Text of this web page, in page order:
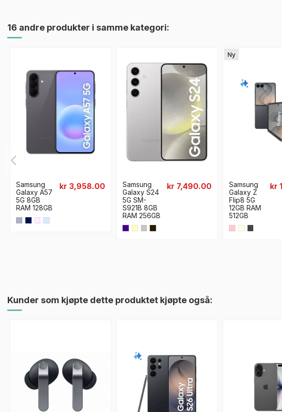
16 andre produkter i samme kategori:
Samsung
Galaxy A57
5G 8GB
RAM 128GB
kr 3,958.00
Samsung
Galaxy S24
5G SM-
S921B 8GB
RAM 256GB
kr 7,490.00
Ny
Samsung
Galaxy Z
Flip8 5G
12GB RAM
512GB
kr
Kunder som kjøpte dette produktet kjøpte også: